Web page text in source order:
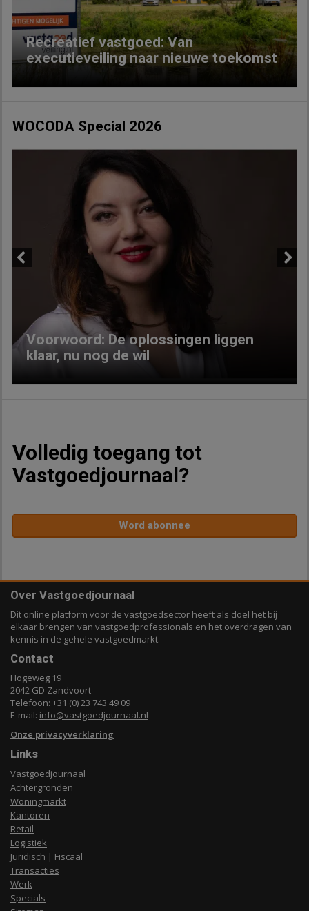
Recreatief vastgoed: Van
executieveiling naar nieuwe toekomst
WOCODA Special 2026
Voorwoord: De oplossingen liggen
klaar, nu nog de wil
Volledig toegang tot
Vastgoedjournaal?
Word abonnee
Over Vastgoedjournaal
Dit online platform voor de vastgoedsector heeft als doel het bij
elkaar brengen van vastgoedprofessionals en het overdragen van
kennis in de gehele vastgoedmarkt.
Contact
Hogeweg 19
2042 GD Zandvoort
Telefoon: +31 (0) 23 743 49 09
E-mail: info@vastgoedjournaal.nl
Onze privacyverklaring
Links
Vastgoedjournaal
Achtergronden
Woningmarkt
Kantoren
Retail
Logistiek
Juridisch | Fiscaal
Transacties
Werk
Specials